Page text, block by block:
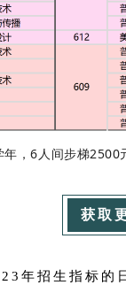
，6人间步梯
获取
年招生指标的